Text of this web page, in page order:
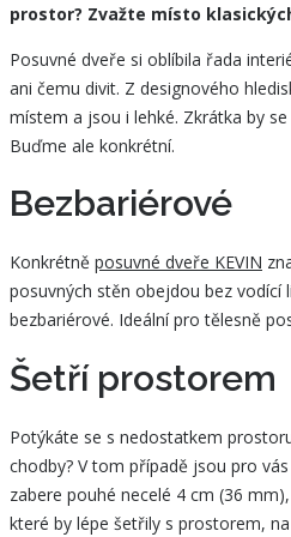
prostor? Zvažte místo
Posuvné dveře si oblíbila řada
ani čemu divit. Z designového
místem a jsou i lehké. Zkrátka by
Buďme ale konkrétní.
Bezbariérové
Konkrétně posuvné dveře KEVIN
posuvných stěn obejdou bez vodící
bezbariérové. Ideální pro tělesně
Šetří prostorem
Potýkáte se s nedostatkem
chodby? V tom případě jsou pro
zabere pouhé necelé 4 cm (36
které by lépe šetřily s prostorem,